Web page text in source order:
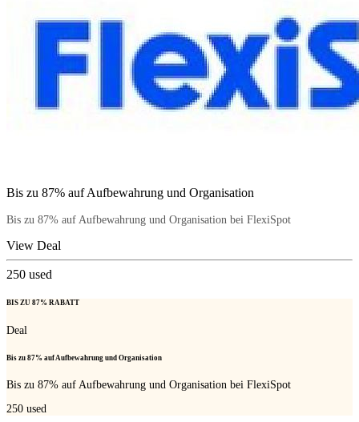
Bis zu 87% auf Aufbewahrung und Organisation
Bis zu 87% auf Aufbewahrung und Organisation bei FlexiSpot
View Deal
250 used
BIS ZU 87% RABATT
Deal
Bis zu 87% auf Aufbewahrung und Organisation
Bis zu 87% auf Aufbewahrung und Organisation bei FlexiSpot
250 used